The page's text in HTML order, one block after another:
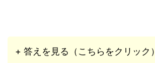
+ 答えを見る（こちらをクリック）